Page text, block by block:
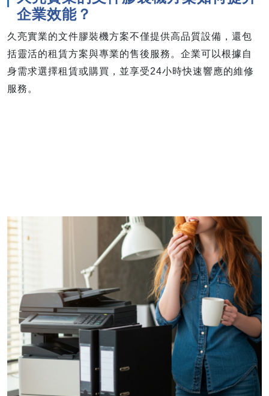
企業效能？
久亮實業的文件膠裝機方案不僅提供高品質設備，還包
括靈活的租賃方案與專業的售後服務。企業可以根據自
身需求選擇租賃或購買，並享受24小時快速響應的維修
服務。